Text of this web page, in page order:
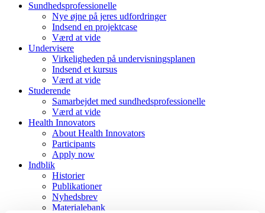
Sundhedsprofessionelle
Nye øjne på jeres udfordringer
Indsend en projektcase
Værd at vide
Undervisere
Virkeligheden på undervisningsplanen
Indsend et kursus
Værd at vide
Studerende
Samarbejdet med sundhedsprofessionelle
Værd at vide
Health Innovators
About Health Innovators
Participants
Apply now
Indblik
Historier
Publikationer
Nyhedsbrev
Materialebank